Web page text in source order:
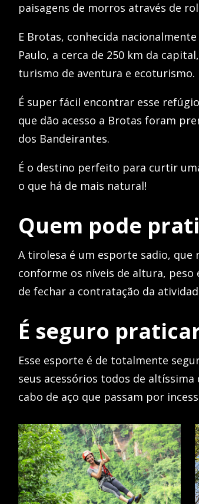
paisagens de morros através de
E Brotas, conhecida
Paulo, a cerca de 250 km da
turismo de aventura e ecoturismo.
É super fácil encontrar esse
que dão acesso a Brotas foram
dos Bandeirantes.
É o destino perfeito para curtir
o que há de mais natural!
Quem pode
A tirolesa é um esporte sadio, que
conforme os níveis de altura,
de fechar a contratação da
É seguro
Esse esporte é de totalmente
seus acessórios todos de
cabo de aço que passam por